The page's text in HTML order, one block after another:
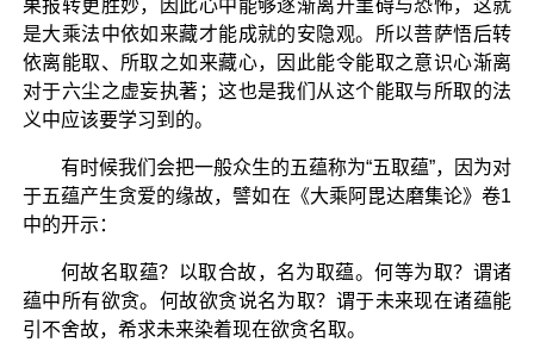
果报转更胜妙，因此心中能够逐渐离开罣碍与恐怖，这就
是大乘法中依如来藏才能成就的安隐观。所以菩萨悟后转
依离能取、所取之如来藏心，因此能令能取之意识心渐离
对于六尘之虚妄执著；这也是我们从这个能取与所取的法
义中应该要学习到的。
有时候我们会把一般众生的五蕴称为“五取蕴”，因为对
于五蕴产生贪爱的缘故，譬如在《大乘阿毘达磨集论》卷1
中的开示：
何故名取蕴？以取合故，名为取蕴。何等为取？谓诸
蕴中所有欲贪。何故欲贪说名为取？谓于未来现在诸蕴能
引不舍故，希求未来染着现在欲贪名取。